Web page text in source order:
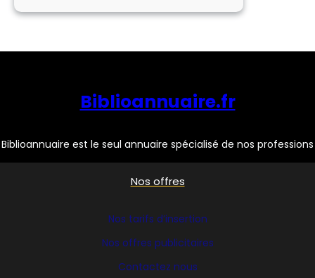
Biblioannuaire.fr
Biblioannuaire est le seul annuaire spécialisé de nos professions
Nos offres
Nos tarifs d’insertion
Nos offres publicitaires
Contactez nous